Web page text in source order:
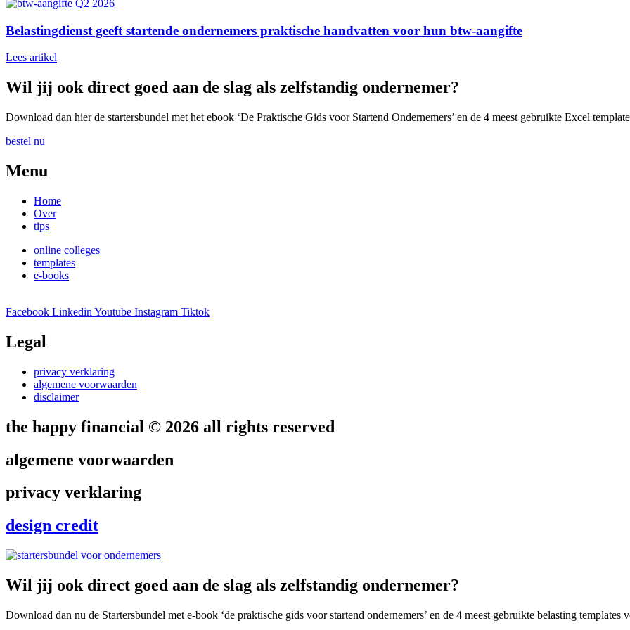
Belastingdienst geeft startende ondernemers praktische handvatten voor hun btw-aangifte
Lees artikel
Wil jij ook direct goed aan de slag als zelfstandig ondernemer?
Download dan hier de startersbundel met het ebook ‘De Praktische Gids voor Startend Ondernemers’ en de 4 meest gebruikte Excel
bestel nu
Menu
Home
Over
tips
online colleges
templates
e-books
Facebook Linkedin Youtube Instagram Tiktok
Legal
privacy verklaring
algemene voorwaarden
disclaimer
the happy financial © 2026 all rights reserved
algemene voorwaarden
privacy verklaring
design credit
Wil jij ook direct goed aan de slag als zelfstandig ondernemer?
Download dan nu de Startersbundel met e-book ‘de praktische gids voor startend ondernemers’ en de 4 meest gebruikte belasting templates